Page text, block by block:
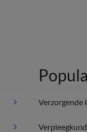
Verzorgende